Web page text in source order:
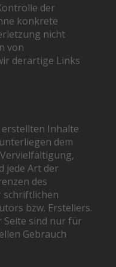
der
konkrete
nicht
von
derartige Links
Inhalte
dem
jede Art der
des
schriftlichen
bzw. Erstellers.
Seite sind nur für
Gebrauch